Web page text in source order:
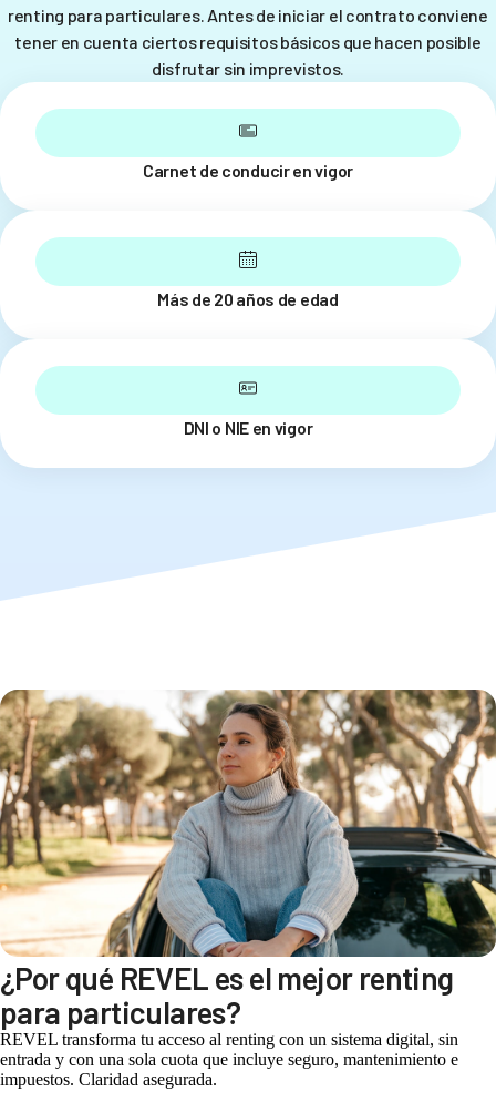
renting para particulares. Antes de iniciar el contrato conviene
tener en cuenta ciertos requisitos básicos que hacen posible
disfrutar sin imprevistos.
Carnet de conducir en vigor
Más de 20 años de edad
DNI o NIE en vigor
¿Por qué REVEL es el mejor renting
para particulares?
REVEL transforma tu acceso al renting con un sistema digital, sin
entrada y con una sola cuota que incluye seguro, mantenimiento e
impuestos. Claridad asegurada.